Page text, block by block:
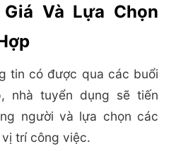
Và Lựa Chọn
tin có được qua các buổi
nhà tuyển dụng sẽ tiến
người và lựa chọn các
trí công việc.